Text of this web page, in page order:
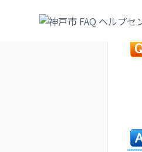
戻る